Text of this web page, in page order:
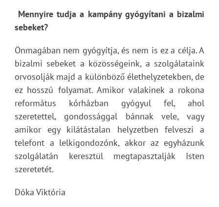
Mennyire tudja a kampány gyógyítani a bizalmi
sebeket?
Önmagában nem gyógyítja, és nem is ez a célja. A
bizalmi sebeket a közösségeink, a szolgálataink
orvosolják majd a különböző élethelyzetekben, de
ez hosszú folyamat. Amikor valakinek a rokona
református kórházban gyógyul fel, ahol
szeretettel, gondossággal bánnak vele, vagy
amikor egy kilátástalan helyzetben felveszi a
telefont a lelkigondozónk, akkor az egyházunk
szolgálatán keresztül megtapasztalják Isten
szeretetét.
Dóka Viktória